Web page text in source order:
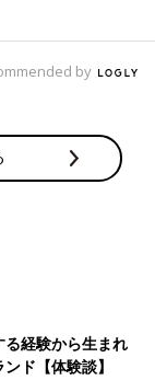
by
経験から生まれ
ド【体験談】